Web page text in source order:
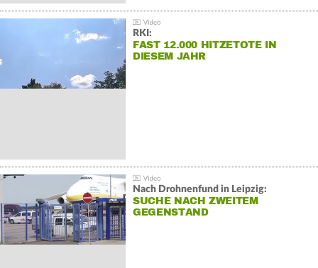
RKI:
FAST 12.000 HITZETOTE IN
DIESEM JAHR
Nach Drohnenfund in Leipzig:
SUCHE NACH ZWEITEM
GEGENSTAND